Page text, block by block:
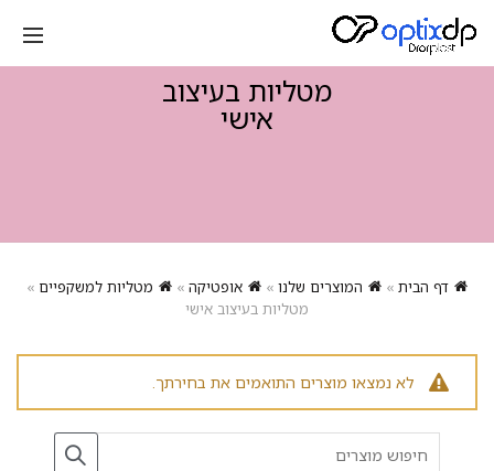
מטליות בעיצוב
אישי
דף הבית » המוצרים שלנו » אופטיקה » מטליות למשקפיים »
מטליות בעיצוב אישי
לא נמצאו מוצרים התואמים את בחירתך.